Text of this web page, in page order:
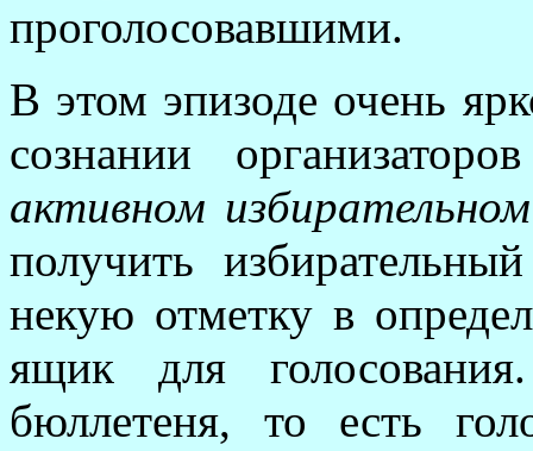
проголосовавшими.
В этом эпизоде очень
сознании
активном
получить
некую отметку в
ящик для
бюллетеня, то есть